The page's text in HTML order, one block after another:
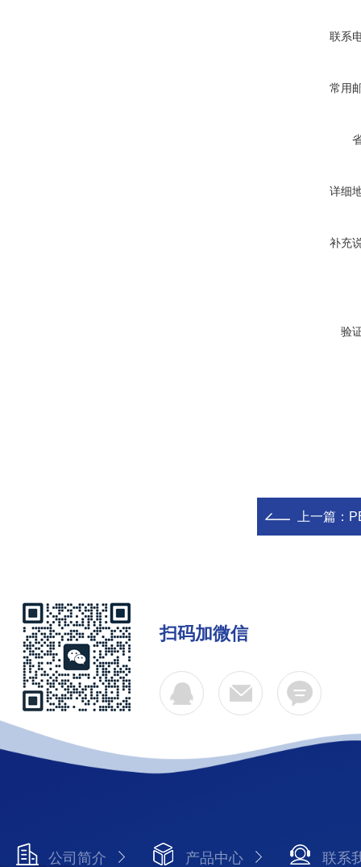
联系
常用
详细
补充
验
上一篇：
扫码加微信
公司简介 产品中心 联系